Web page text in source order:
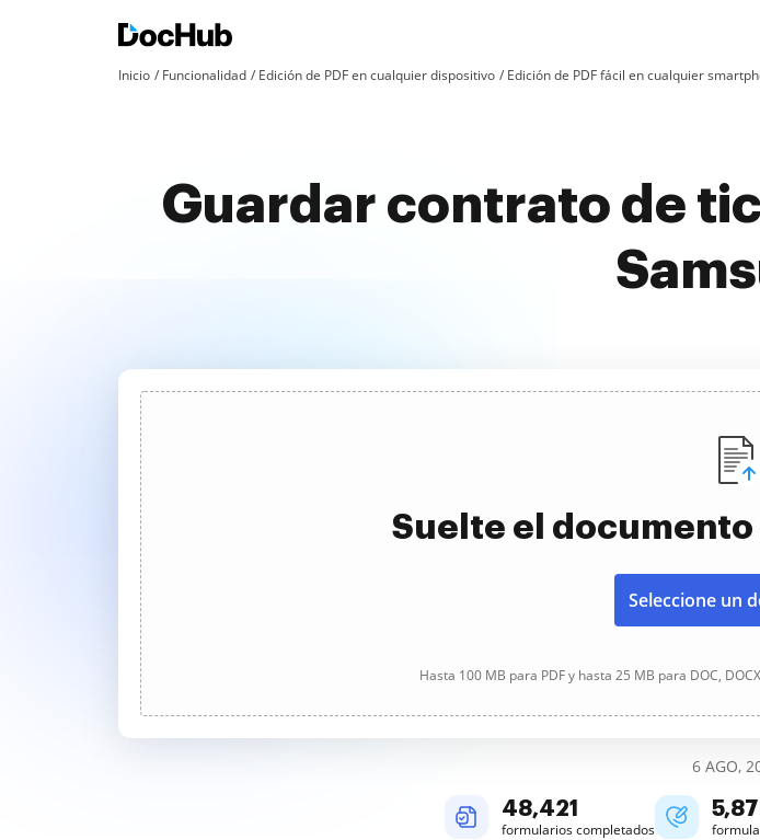
Inicio Funcionalidad Edición de PDF en cualquier dispositivo Edición de PDF fácil en cualquier
Guardar contrato de
Suelte el
Seleccione un
Hasta 100 MB para PDF y hasta 25 MB para DOC, DOCX,
6 AGO,
48,421
formularios completados